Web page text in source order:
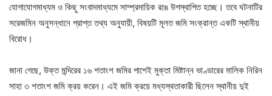
যোগাযোগমাধ্যম ও কিছু সংবাদমাধ্যমে সাম্প্রদায়িক রঙে উপস্থাপিত হচ্ছে। তবে ঘটনাটির
সরেজমিন অনুসন্ধানে প্রাপ্ত তথ্য অনুযায়ী, বিষয়টি মূলত জমি সংক্রান্ত একটি স্থানীয়
বিরোধ।
জানা গেছে, উক্ত মন্দিরের ১৬ শতাংশ জমির পাশেই মুক্তা মিষ্টান্ন ভাণ্ডারের মালিক নিরিন
সাহা ৩ শতাংশ জমি ক্রয় করেন। এই জমি ক্রয়ে মধ্যস্থতাকারী ছিলেন স্থানীয় দুই